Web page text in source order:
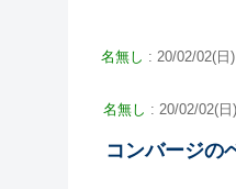
名無し : 20/02/02(日)
名無し : 20/02/02(日)
コンバージの